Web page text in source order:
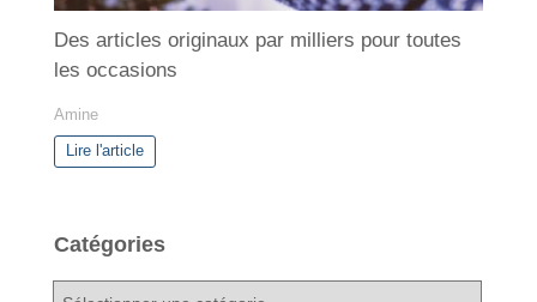
Des articles originaux par milliers pour toutes
les occasions
Amine
Lire l'article
Catégories